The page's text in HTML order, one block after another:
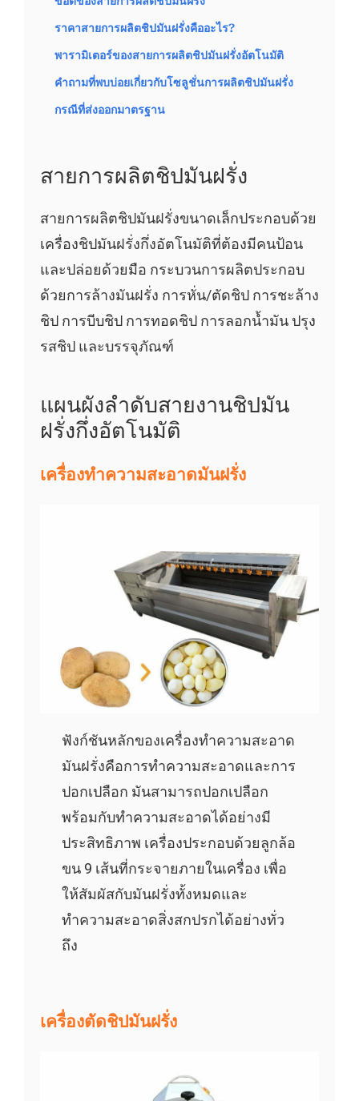
ราคาสายการผลิตชิปมันฝรั่งคืออะไร?
พารามิเตอร์ของสายการผลิตชิปมันฝรั่งอัตโนมัติ
คำถามที่พบบ่อยเกี่ยวกับโซลูชั่นการผลิตชิปมันฝรั่ง
กรณีที่ส่งออกมาตรฐาน
สายการผลิตชิปมันฝรั่ง
สายการผลิตชิปมันฝรั่งขนาดเล็กประกอบด้วย
เครื่องชิปมันฝรั่งกึ่งอัตโนมัติที่ต้องมีคนป้อน
และปล่อยด้วยมือ กระบวนการผลิตประกอบ
ด้วยการล้างมันฝรั่ง การหั่น/ตัดชิป การชะล้าง
ชิป การบีบชิป การทอดชิป การลอกน้ำมัน ปรุง
รสชิป และบรรจุภัณฑ์
แผนผังลำดับสายงานชิปมัน
ฝรั่งกึ่งอัตโนมัติ
เครื่องทำความสะอาดมันฝรั่ง
ฟังก์ชันหลักของเครื่องทำความสะอาด
มันฝรั่งคือการทำความสะอาดและการ
ปอกเปลือก มันสามารถปอกเปลือก
พร้อมกับทำความสะอาดได้อย่างมี
ประสิทธิภาพ เครื่องประกอบด้วยลูกล้อ
ขน 9 เส้นที่กระจายภายในเครื่อง เพื่อ
ให้สัมผัสกับมันฝรั่งทั้งหมดและ
ทำความสะอาดสิ่งสกปรกได้อย่างทั่ว
ถึง
เครื่องตัดชิปมันฝรั่ง